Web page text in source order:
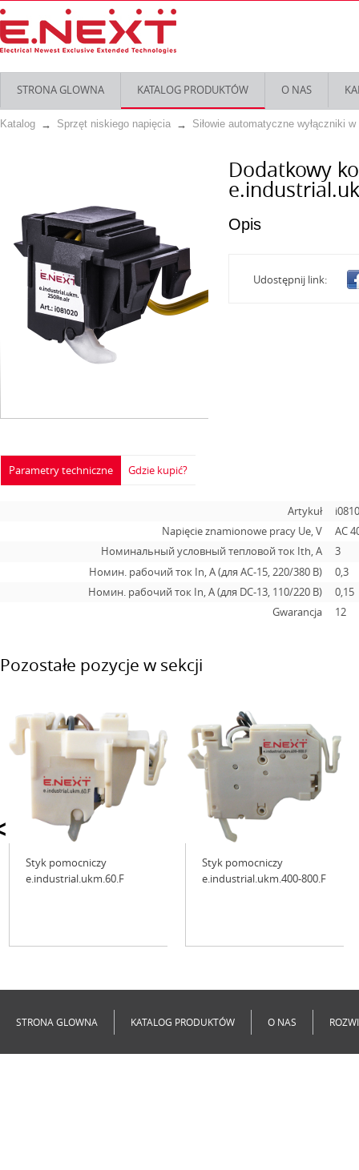
STRONA GLOWNA KATALOG PRODUKTÓW O NAS
Katalog Sprzęt niskiego napięcia Siłowie automatyczne wyłączniki
Dodatkowy
Opis
Udostępnij link:
Parametry techniczne
Artykuł
Napięcie znamionowe pracy Ue, V
AC
Номинальный условный тепловой ток Ith, A
3
Номин. рабочий ток In, А (для АС-15, 220/380 В)
0,3
Номин. рабочий ток In, А (для DC-13, 110/220 В)
0,15
Gwarancja
12
Gdzie kupić?
Pozostałe pozycje w sekcji
Styk pomocniczy
e.industrial.ukm.60.F
Styk pomocniczy
e.industrial.ukm.400-800.F
STRONA GLOWNA KATALOG PRODUKTÓW O NAS